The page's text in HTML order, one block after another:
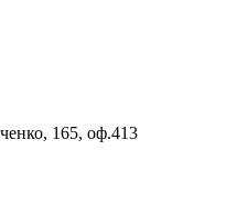
165, оф.413